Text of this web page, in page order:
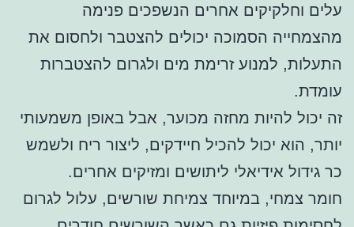
עלים וחלקיקים אחרים הנשפכים פנימה
מהצמחייה הסמוכה יכולים להצטבר ולחסום את
התעלות, למנוע זרימת מים ולגרום להצטברות
עומדת.
זה יכול להיות מחזה מכוער, אבל באופן משמעותי
יותר, הוא יכול להכיל חיידקים, ליצור ריח ולשמש
כר גידול אידיאלי ליתושים ומזיקים אחרים.
חומר צמחי, במיוחד צמיחת שורשים, עלול לגרום